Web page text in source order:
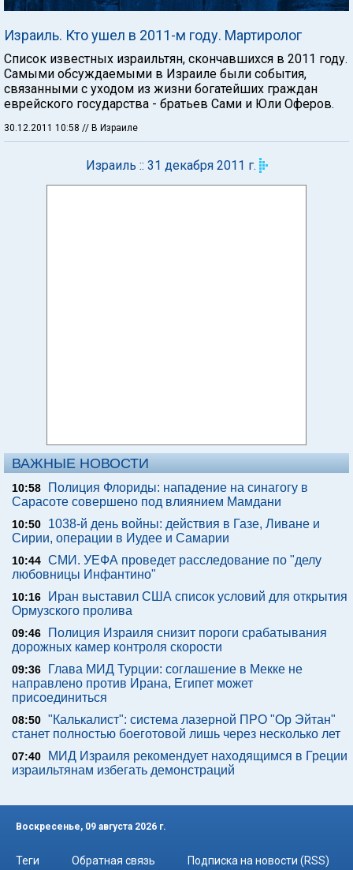
Израиль. Кто ушел в 2011-м году. Мартиролог
Список известных израильтян, скончавшихся в 2011 году.
Самыми обсуждаемыми в Израиле были события,
связанными с уходом из жизни богатейших граждан
еврейского государства - братьев Сами и Юли Оферов.
30.12.2011 10:58 // В Израиле
Израиль :: 31 декабря 2011 г.
ВАЖНЫЕ НОВОСТИ
10:58
Полиция Флориды: нападение на синагогу в
Сарасоте совершено под влиянием Мамдани
10:50
1038-й день войны: действия в Газе, Ливане и
Сирии, операции в Иудее и Самарии
10:44 СМИ. УЕФА проведет расследование по "делу
любовницы Инфантино"
10:16
Иран выставил США список условий для открытия
Ормузского пролива
09:46
Полиция Израиля снизит пороги срабатывания
дорожных камер контроля скорости
09:36
Глава МИД Турции: соглашение в Мекке не
направлено против Ирана, Египет может
присоединиться
08:50 "Калькалист": система лазерной ПРО "Ор Эйтан"
станет полностью боеготовой лишь через несколько лет
07:40
МИД Израиля рекомендует находящимся в Греции
израильтянам избегать демонстраций
Воскресенье, 09 августа 2026 г.
Теги Обратная связь Подписка на новости (RSS)